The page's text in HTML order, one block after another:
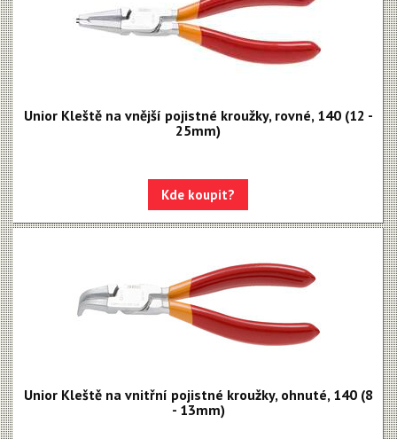
Unior Kleště na vnější pojistné kroužky, rovné, 140 (12 -
25mm)
Kde koupit?
Unior Kleště na vnitřní pojistné kroužky, ohnuté, 140 (8
- 13mm)